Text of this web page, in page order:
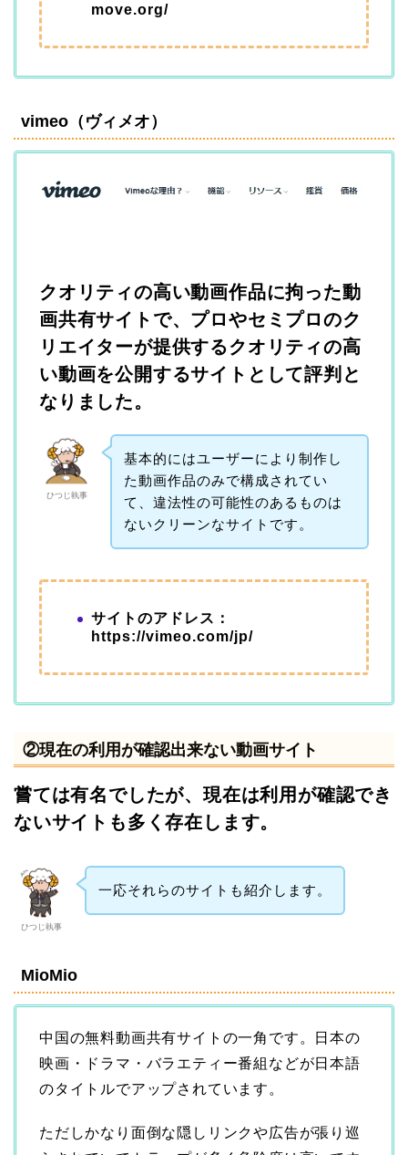
move.org/
vimeo（ヴィメオ）
クオリティの高い動画作品に拘った動
画共有サイトで、プロやセミプロのク
リエイターが提供するクオリティの高
い動画を公開するサイトとして評判と
なりました。
ひつじ執事
基本的にはユーザーにより制作し
た動画作品のみで構成されてい
て、違法性の可能性のあるものは
ないクリーンなサイトです。
サイトのアドレス：
https://vimeo.com/jp/
②現在の利用が確認出来ない動画サイト
嘗ては有名でしたが、現在は利用が確認でき
ないサイトも多く存在します。
ひつじ執事
一応それらのサイトも紹介します。
MioMio
中国の無料動画共有サイトの一角です。日本の
映画・ドラマ・バラエティー番組などが日本語
のタイトルでアップされています。
ただしかなり面倒な隠しリンクや広告が張り巡